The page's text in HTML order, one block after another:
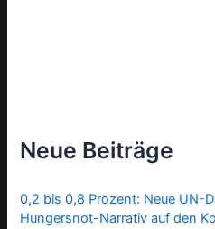
Neue Beiträge
0,2 bis 0,8 Prozent: Neue UN-
Hungersnot-Narrativ auf den